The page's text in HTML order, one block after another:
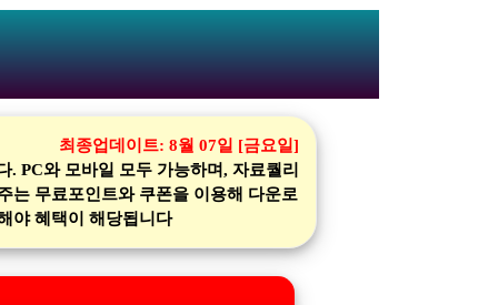
최종업데이트: 8월 07일 [금요일]
PC와 모바일 모두 가능하며, 자료퀄리
는 무료포인트와 쿠폰을 이용해 다운로
야 혜택이 해당됩니다